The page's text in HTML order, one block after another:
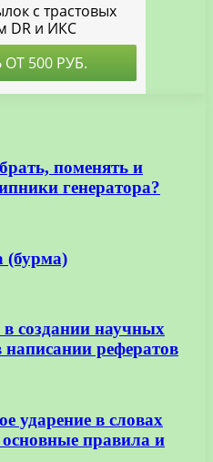
поменять и
генератора?
(бурма)
создании научных
написании рефератов
ударение в словах
правила и